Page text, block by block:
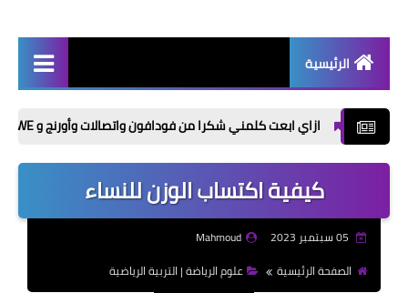
الرئيسية
Radio
موضوعات تعبير | Essay
Topics
Games
ازاي ابعت كلمني شكرا من فودافون واتصالات وأورنج و WE؟ كل الأكواد في مكان واحد
كيفية اكتساب الوزن للنساء
Mahmoud
الصفحة الرئيسية
علوم الرياضة | التربية الرياضية